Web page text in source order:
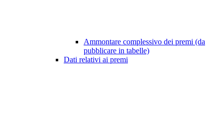
Ammontare complessivo dei premi (da
pubblicare in tabelle)
Dati relativi ai premi